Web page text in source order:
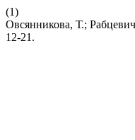
(1)
Овсянникова, Т.;
12-21.